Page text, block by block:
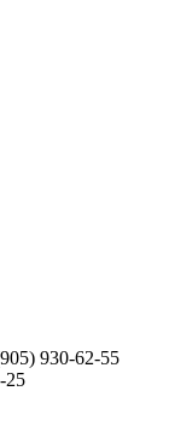
930-62-55
25